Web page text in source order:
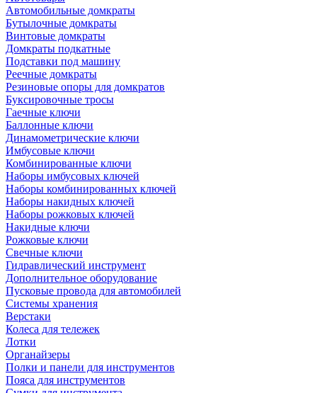
Автомобильные домкраты
Бутылочные домкраты
Винтовые домкраты
Домкраты подкатные
Подставки под машину
Реечные домкраты
Резиновые опоры для домкратов
Буксировочные тросы
Гаечные ключи
Баллонные ключи
Динамометрические ключи
Имбусовые ключи
Комбинированные ключи
Наборы имбусовых ключей
Наборы комбинированных ключей
Наборы накидных ключей
Наборы рожковых ключей
Накидные ключи
Рожковые ключи
Свечные ключи
Гидравлический инструмент
Дополнительное оборудование
Пусковые провода для автомобилей
Системы хранения
Верстаки
Колеса для тележек
Лотки
Органайзеры
Полки и панели для инструментов
Пояса для инструментов